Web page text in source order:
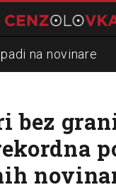
na novinare
Lokalni mediji
Slavko Ćuruvija
bez